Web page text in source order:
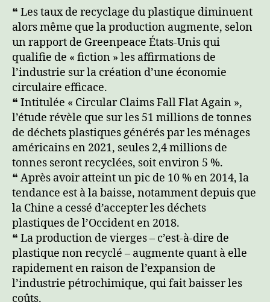
❝ Les taux de recyclage du plastique diminuent
alors même que la production augmente, selon
un rapport de Greenpeace États-Unis qui
qualifie de « fiction » les affirmations de
l’industrie sur la création d’une économie
circulaire efficace.
❝ Intitulée « Circular Claims Fall Flat Again »,
l’étude révèle que sur les 51 millions de tonnes
de déchets plastiques générés par les ménages
américains en 2021, seules 2,4 millions de
tonnes seront recyclées, soit environ 5 %.
❝ Après avoir atteint un pic de 10 % en 2014, la
tendance est à la baisse, notamment depuis que
la Chine a cessé d’accepter les déchets
plastiques de l’Occident en 2018.
❝ La production de vierges – c’est-à-dire de
plastique non recyclé – augmente quant à elle
rapidement en raison de l’expansion de
l’industrie pétrochimique, qui fait baisser les
coûts.